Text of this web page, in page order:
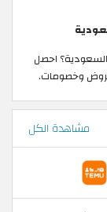
شيك 2026 فعالة في السعودية؟ احصل
مشاهدة الكل